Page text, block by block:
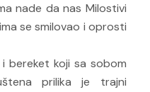
nade da nas Milostivi
se smilovao i oprosti
bereket koji sa sobom
prilika je trajni